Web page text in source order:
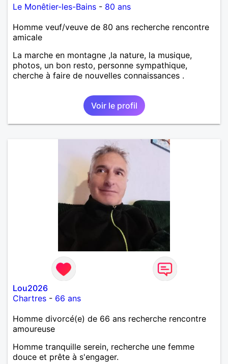
Le Monêtier-les-Bains - 80 ans
Homme veuf/veuve de 80 ans recherche rencontre
amicale
La marche en montagne ,la nature, la musique,
photos, un bon resto, personne sympathique,
cherche à faire de nouvelles connaissances .
Voir le profil
Lou2026
Chartres - 66 ans
Homme divorcé(e) de 66 ans recherche rencontre
amoureuse
Homme tranquille serein, recherche une femme
douce et prête à s'engager.